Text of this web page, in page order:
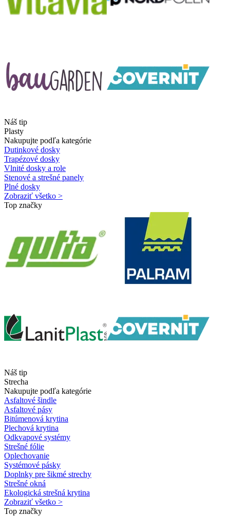
Náš tip
Plasty
Nakupujte podľa kategórie
Dutinkové dosky
Trapézové dosky
Vlnité dosky a role
Stenové a strešné panely
Plné dosky
Zobraziť všetko >
Top značky
Náš tip
Strecha
Nakupujte podľa kategórie
Asfaltové šindle
Asfaltové pásy
Bitúmenová krytina
Plechová krytina
Odkvapové systémy
Strešné fólie
Oplechovanie
Systémové pásky
Doplnky pre šikmé strechy
Strešné okná
Ekologická strešná krytina
Zobraziť všetko >
Top značky